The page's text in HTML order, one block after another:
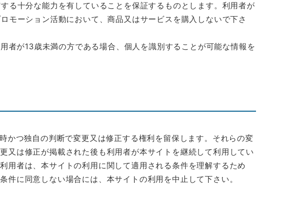
る十分な能力を有していることを保証するものとします。利用者が
モーション活動において、商品又はサービスを購入しないで下さ
者が13歳未満の方である場合、個人を識別することが可能な情報を
かつ独自の判断で変更又は修正する権利を留保します。それらの変
又は修正が掲載された後も利用者が本サイトを継続して利用してい
用者は、本サイトの利用に関して適用される条件を理解するため
に同意しない場合には、本サイトの利用を中止して下さい。